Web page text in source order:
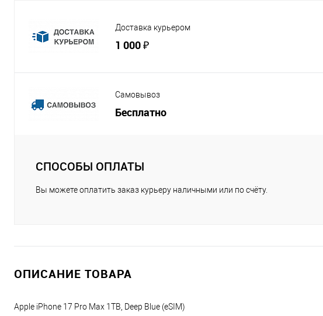
Доставка курьером
1 000 ₽
Самовывоз
Бесплатно
СПОСОБЫ ОПЛАТЫ
Вы можете оплатить заказ курьеру наличными или по счёту.
ОПИСАНИЕ ТОВАРА
Apple iPhone 17 Pro Max 1TB, Deep Blue (eSIM)